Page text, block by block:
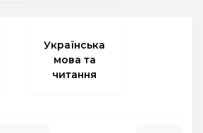
Українська
мова та
читання